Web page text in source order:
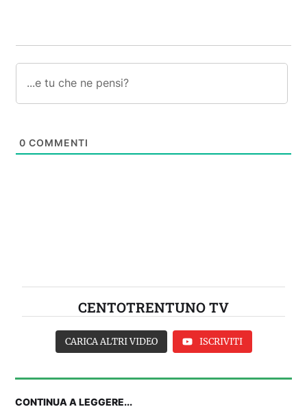
0 COMMENTI
CENTOTRENTUNO TV
CARICA ALTRI VIDEO ISCRIVITI
CONTINUA A LEGGERE...